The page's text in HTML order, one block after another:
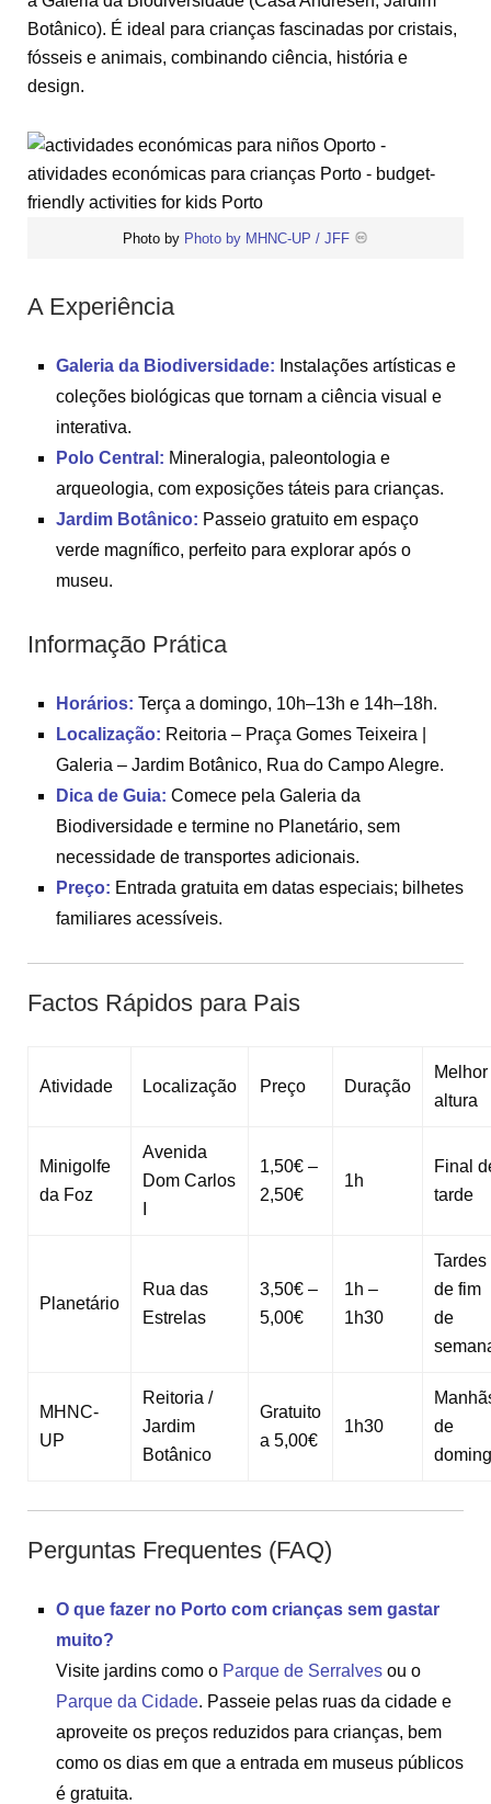
Botânico). É ideal para crianças fascinadas por cristais,
fósseis e animais, combinando ciência, história e
design.
Photo by Photo by MHNC-UP / JFF
A Experiência
Galeria da Biodiversidade: Instalações artísticas e
coleções biológicas que tornam a ciência visual e
interativa.
Polo Central: Mineralogia, paleontologia e
arqueologia, com exposições táteis para crianças.
Jardim Botânico: Passeio gratuito em espaço
verde magnífico, perfeito para explorar após o
museu.
Informação Prática
Horários: Terça a domingo, 10h–13h e 14h–18h.
Localização: Reitoria – Praça Gomes Teixeira |
Galeria – Jardim Botânico, Rua do Campo Alegre.
Dica de Guia: Comece pela Galeria da
Biodiversidade e termine no Planetário, sem
necessidade de transportes adicionais.
Preço: Entrada gratuita em datas especiais; bilhetes
familiares acessíveis.
Factos Rápidos para Pais
Atividade Localização Preço Duração
Melhor
altura
Minigolfe
da Foz
Avenida
Dom Carlos
1,50€ –
2,50€
1h
Final
tarde
Planetário
Rua das
Estrelas
3,50€ –
5,00€
1h –
1h30
Tardes
de fim
de
MHNC-
UP
Reitoria /
Jardim
Botânico
Gratuito
a 5,00€
1h30
de
Perguntas Frequentes (FAQ)
O que fazer no Porto com crianças sem gastar
muito?
Visite jardins como o Parque de Serralves ou o
Parque da Cidade. Passeie pelas ruas da cidade e
aproveite os preços reduzidos para crianças, bem
como os dias em que a entrada em museus públicos
é gratuita.